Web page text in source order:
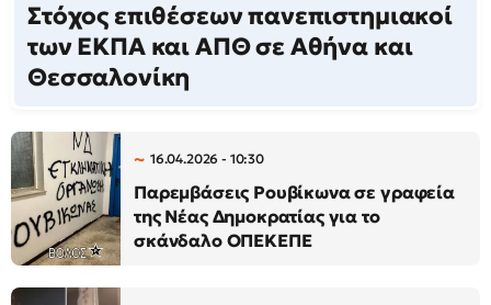
Στόχος επιθέσεων πανεπιστημιακοί
των ΕΚΠΑ και ΑΠΘ σε Αθήνα και
Θεσσαλονίκη
16.04.2026 - 10:30
Παρεμβάσεις Ρουβίκωνα σε γραφεία
της Νέας Δημοκρατίας για το
σκάνδαλο ΟΠΕΚΕΠΕ